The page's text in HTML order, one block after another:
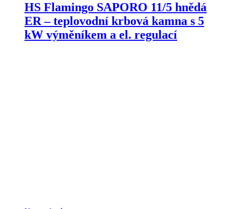
HS Flamingo SAPORO 11/5 hnědá
ER – teplovodní krbová kamna s 5
kW výměníkem a el. regulací